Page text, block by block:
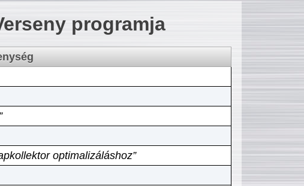
programja
optimalizáláshoz”